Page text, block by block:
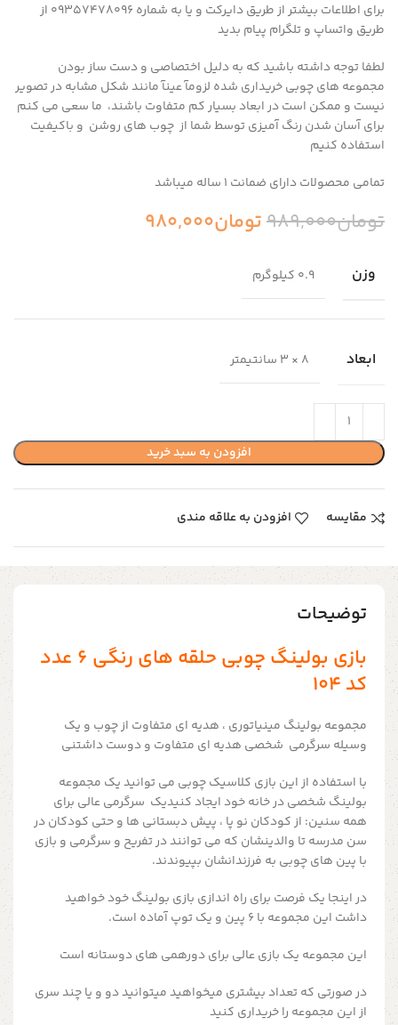
برای اطلاعات بیشتر از طریق دایرکت و یا به شماره 09357478096 از
طریق واتساپ و تلگرام پیام بدید
لطفا توجه داشته باشید که به دلیل اختصاصی و دست ساز بودن
مجموعه های چوبی خریداری شده لزومآ عینآ مانند شکل مشابه در تصویر
نیست و ممکن است در ابعاد بسیار کم متفاوت باشند، ما سعی می کنم
برای آسان شدن رنگ آمیزی توسط شما از چوب های روشن و باکیفیت
استفاده کنیم
تمامی محصولات دارای ضمانت ۱ ساله میباشد
تومان989,000تومان980,000
وزن 0.9 کیلوگرم
ابعاد 8 × 3 سانتیمتر
افزودن به سبد خرید
مقایسه افزودن به علاقه مندی
توضیحات
بازی بولینگ چوبی حلقه های رنگی ۶ عدد
کد ۱۰۴
مجموعه بولینگ مینیاتوری ، هدیه ای متفاوت از چوب و یک
وسیله سرگرمی شخصی هدیه ای متفاوت و دوست داشتنی
با استفاده از این بازی کلاسیک چوبی می توانید یک مجموعه
بولینگ شخصی در خانه خود ایجاد کنیدیک سرگرمیعالی برای
همه سنین: از کودکان نو پا ، پیش دبستانی ها و حتی کودکان در
سن مدرسه تا والدینشان که می توانند در تفریح و سرگرمی و بازی
با پین های چوبی به فرزندانشان بپیوندند.
در اینجا یک فرصت برای راه اندازی بازی بولینگ خود خواهید
داشت این مجموعه با ۶ پین و یک توپ آماده است.
این مجموعه یک بازی عالی برای دورهمی های دوستانه است
در صورتی که تعداد بیشتری میخواهید میتوانید دو و یا چند سری
از این مجموعه را خریداری کنید